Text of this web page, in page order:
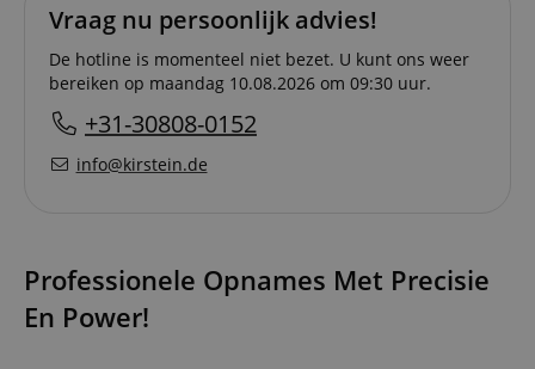
Vraag nu persoonlijk advies!
De hotline is momenteel niet bezet. U kunt ons weer
bereiken op maandag 10.08.2026 om 09:30 uur.
+31-30808-0152
info@kirstein.de
Professionele Opnames Met Precisie
En Power!